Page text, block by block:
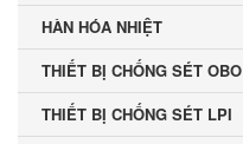
HÀN HÓA NHIỆT
THIẾT BỊ CHỐNG SÉT OBO
THIẾT BỊ CHỐNG SÉT LPI